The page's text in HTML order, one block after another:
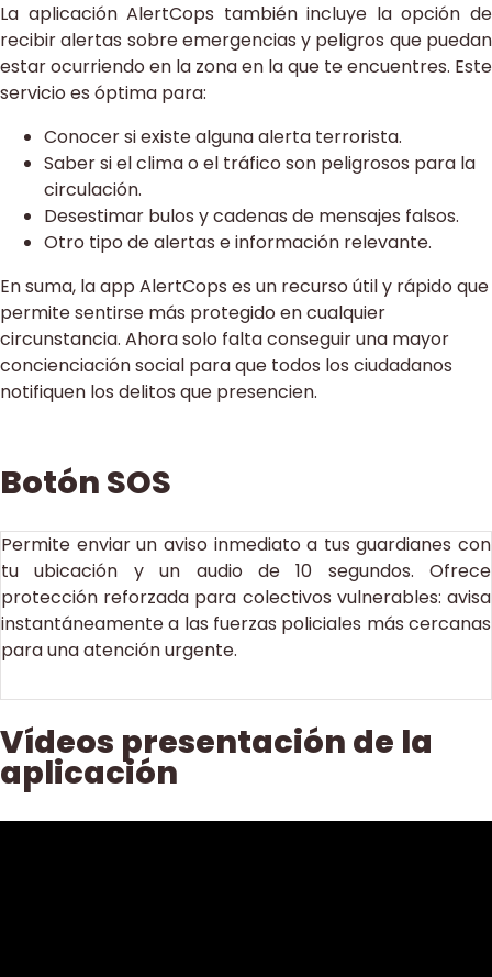
La aplicación AlertCops también incluye la opción de
recibir alertas sobre emergencias y peligros que puedan
estar ocurriendo en la zona en la que te encuentres. Este
servicio es óptima para:
Conocer si existe alguna alerta terrorista.
Saber si el clima o el tráfico son peligrosos para la
circulación.
Desestimar bulos y cadenas de mensajes falsos.
Otro tipo de alertas e información relevante.
En suma, la app AlertCops es un recurso útil y rápido que
permite sentirse más protegido en cualquier
circunstancia. Ahora solo falta conseguir una mayor
concienciación social para que todos los ciudadanos
notifiquen los delitos que presencien.
Botón SOS
Permite enviar un aviso inmediato a tus guardianes con
tu ubicación y un audio de 10 segundos. Ofrece
protección reforzada para colectivos vulnerables: avisa
instantáneamente a las fuerzas policiales más cercanas
para una atención urgente.
Vídeos presentación de la
aplicación